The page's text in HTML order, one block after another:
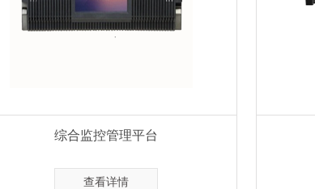
综合监控管理平台
查看详情